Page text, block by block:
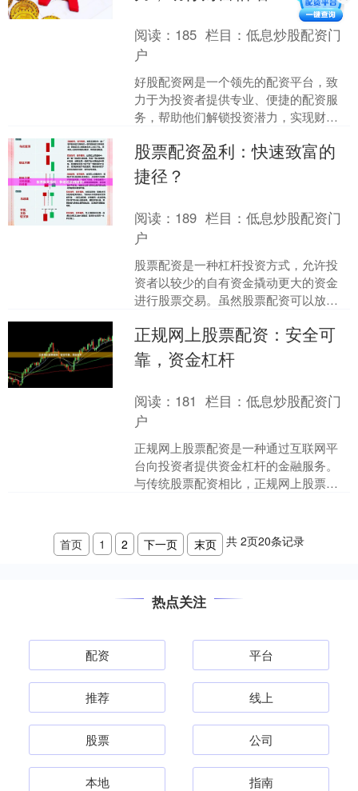
阅读： 185 栏目：低息炒股配资门
户
好股配资网是一个领先的配资平台，致
力于为投资者提供专业、便捷的配资服
务，帮助他们解锁投资潜力，实现财富
股配资网....
股票配资盈利：快速致富的
捷径？
阅读： 189 栏目：低息炒股配资门
户
股票配资是一种杠杆投资方式，允许投
资者以较少的自有资金撬动更大的资金
进行股票交易。虽然股票配资可以放大
资的优势：** * ....
正规网上股票配资：安全可
靠，资金杠杆
阅读： 181 栏目：低息炒股配资门
户
正规网上股票配资是一种通过互联网平
台向投资者提供资金杠杆的金融服务。
与传统股票配资相比，正规网上股票配
首页 1 2 下一页 末页 共 2页20条记录
热点关注
配资 平台
推荐 线上
股票 公司
本地 指南